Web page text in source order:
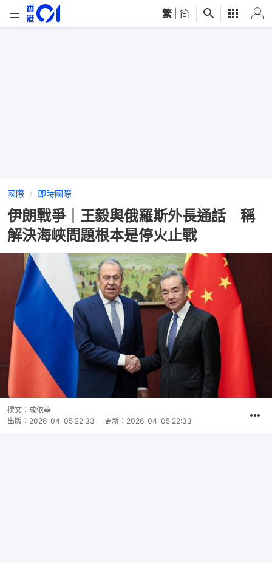
繁 简
國際 即時國際
伊朗戰爭｜王毅與俄羅斯外長通話 稱
解決海峽問題根本是停火止戰
撰文： 成依華
出版： 2026-04-05 22:33 更新： 2026-04-05 22:33